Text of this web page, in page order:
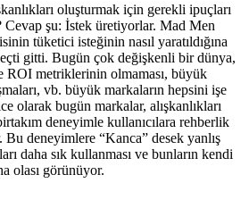
oluşturmak için gerekli ipuçları
Cevap şu: İstek üretiyorlar. Mad Men
tüketici isteğinin nasıl yaratıldığına
gitti. Bugün çok değişkenli bir dünya,
ROI metriklerinin olmaması, büyük
vb. büyük markaların hepsini işe
olarak bugün markalar, alışkanlıkları
deneyimle kullanıcılara rehberlik
deneyimlere “Kanca” desek yanlış
daha sık kullanması ve bunların kendi
olası görünüyor.